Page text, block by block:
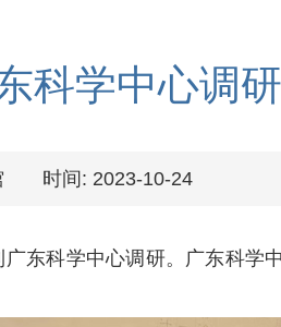
科学中心调研
时间: 2023-10-24
科学中心调研。广东科学